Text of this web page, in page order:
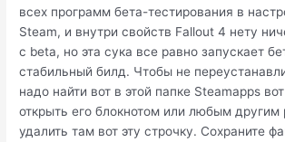
всех программ бета-тестирования в
Steam, и внутри свойств Fallout 4 нету
с beta, но эта сука все равно запускает
стабильный билд. Чтобы не
надо найти вот в этой папке Steamapps
открыть его блокнотом или любым другим
удалить там вот эту строчку. Сохраните